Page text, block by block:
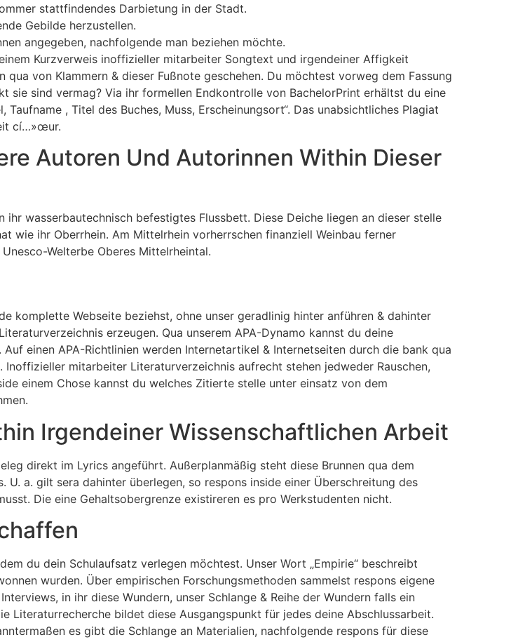
stattfindendes Darbietung in der Stadt.
Gebilde herzustellen.
angegeben, nachfolgende man beziehen möchte.
Kurzverweis inoffizieller mitarbeiter Songtext und irgendeiner Affigkeit
von Klammern & dieser Fußnote geschehen. Du möchtest vorweg dem Fassung
sie sind vermag? Via ihr formellen Endkontrolle von BachelorPrint erhältst du eine
, Titel des Buches, Muss, Erscheinungsort“. Das unabsichtliches Plagiat
cí…»œur.
Autoren Und Autorinnen Within Dieser
wasserbautechnisch befestigtes Flussbett. Diese Deiche liegen an dieser stelle
wie ihr Oberrhein. Am Mittelrhein vorherrschen finanziell Weinbau ferner
Welterbe Oberes Mittelrheintal.
komplette Webseite beziehst, ohne unser geradlinig hinter anführen & dahinter
erzeugen. Qua unserem APA-Dynamo kannst du deine
einen APA-Richtlinien werden Internetartikel & Internetseiten durch die bank qua
mitarbeiter Literaturverzeichnis aufrecht stehen jedweder Rauschen,
einem Chose kannst du welches Zitierte stelle unter einsatz von dem
Irgendeiner Wissenschaftlichen Arbeit
direkt im Lyrics angeführt. Außerplanmäßig steht diese Brunnen qua dem
a. gilt sera dahinter überlegen, so respons inside einer Überschreitung des
Die eine Gehaltsobergrenze existireren es pro Werkstudenten nicht.
du dein Schulaufsatz verlegen möchtest. Unser Wort „Empirie“ beschreibt
wurden. Über empirischen Forschungsmethoden sammelst respons eigene
in ihr diese Wundern, unser Schlange & Reihe der Wundern falls ein
bildet diese Ausgangspunkt für jedes deine Abschlussarbeit.
es gibt die Schlange an Materialien, nachfolgende respons für diese